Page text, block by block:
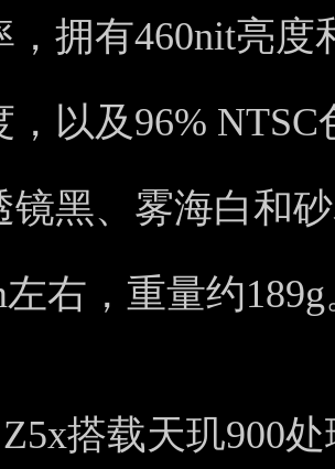
，拥有460nit亮度
，以及96%
镜黑、雾海白和
左右，重量约
搭载天玑900